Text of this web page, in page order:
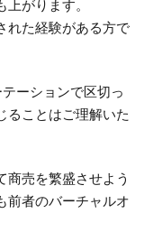
がります。
れた経験がある方で
ーションで区切っ
ることはご理解いた
商売を繁盛させよう
前者のバーチャルオ